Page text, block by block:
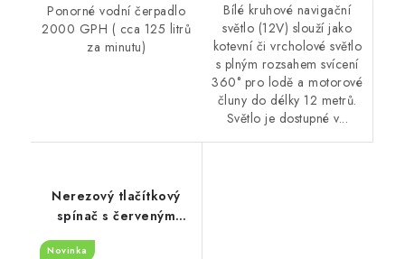
Ponorné vodní čerpadlo
2000 GPH ( cca 125 litrů
za minutu)
Bílé kruhové navigační
světlo (12V) slouží jako
kotevní či vrcholové světlo
s plným rozsahem svícení
360° pro lodě a motorové
čluny do délky 12 metrů.
Světlo je dostupné v...
Nerezový tlačítkový
spínač s červeným
podsvícením k lodi
Novinka